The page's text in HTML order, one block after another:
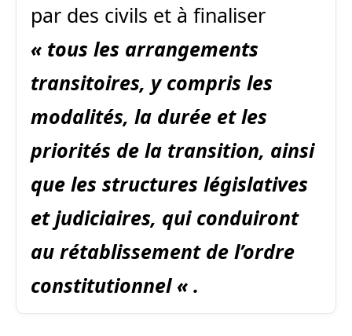
par des civils et à finaliser
« tous les arrangements
transitoires, y compris les
modalités, la durée et les
priorités de la transition, ainsi
que les structures législatives
et judiciaires, qui conduiront
au rétablissement de l’ordre
constitutionnel « .